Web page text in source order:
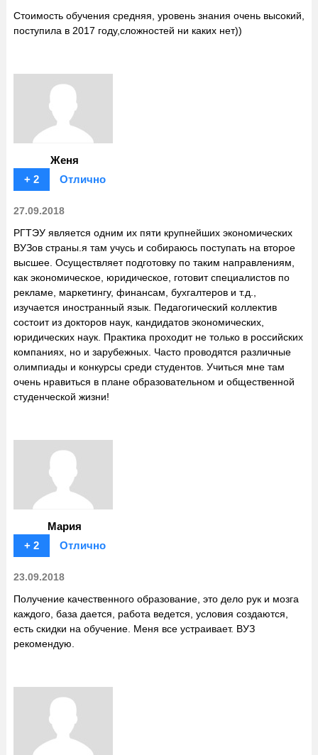
Стоимость обучения средняя, уровень знания очень высокий,
поступила в 2017 году,сложностей ни каких нет))
Женя
+ 2
Отлично
27.09.2018
РГТЭУ является одним их пяти крупнейших экономических
ВУЗов страны.я там учусь и собираюсь поступать на второе
высшее. Осуществляет подготовку по таким направлениям,
как экономическое, юридическое, готовит специалистов по
рекламе, маркетингу, финансам, бухгалтеров и т.д.,
изучается иностранный язык. Педагогический коллектив
состоит из докторов наук, кандидатов экономических,
юридических наук. Практика проходит не только в российских
компаниях, но и зарубежных. Часто проводятся различные
олимпиады и конкурсы среди студентов. Учиться мне там
очень нравиться в плане образовательном и общественной
студенческой жизни!
Мария
+ 2
Отлично
23.09.2018
Получение качественного образование, это дело рук и мозга
каждого, база дается, работа ведется, условия создаются,
есть скидки на обучение. Меня все устраивает. ВУЗ
рекомендую.